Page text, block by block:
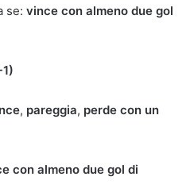
se: vince con almeno due gol
, pareggia, perde con un
con almeno due gol di